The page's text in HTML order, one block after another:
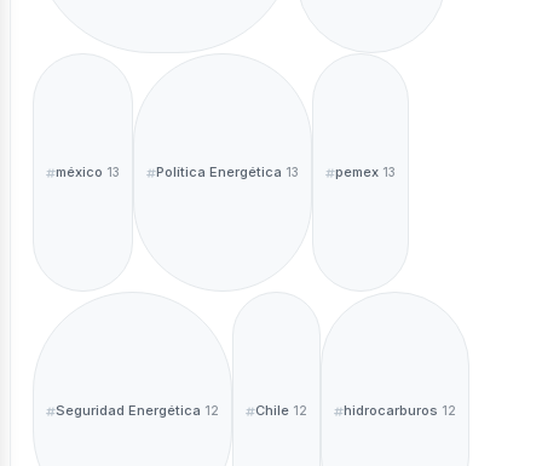
méxico 13 Política Energética 13 pemex 13
Seguridad Energética 12 Chile 12 hidrocarburos 12